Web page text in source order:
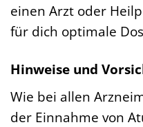
einen Arzt oder
für dich optimale
Hinweise und
Wie bei allen
der Einnahme von